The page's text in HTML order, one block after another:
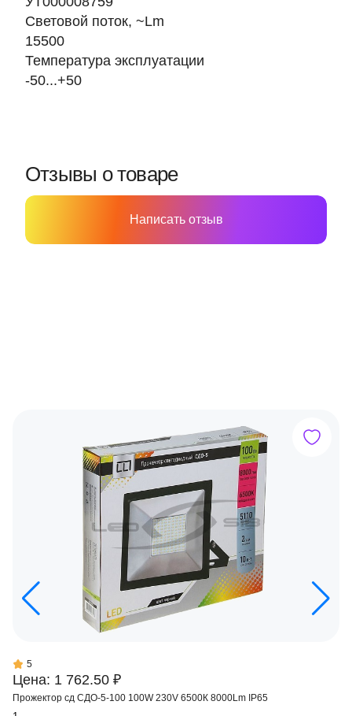
Световой поток, ~Lm
15500
Температура эксплуатации
-50...+50
Отзывы о товаре
Написать отзыв
Цена: 1 762.50 ₽
5
Прожектор сд СДО-5-100 100W 230V 6500К 8000Lm IP65